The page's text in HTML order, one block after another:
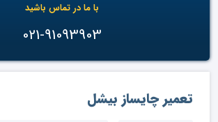
با ما در تماس باشید
021-91093903
تعمیر چایساز بیشل